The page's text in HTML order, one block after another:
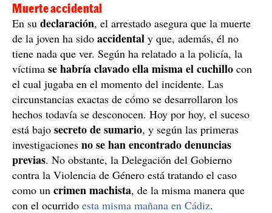
Muerte accidental
En su declaración, el arrestado asegura que la muerte
de la joven ha sido accidental y que, además, él no
tiene nada que ver. Según ha relatado a la policía, la
víctima se habría clavado ella misma el cuchillo con
el cual jugaba en el momento del incidente. Las
circunstancias exactas de cómo se desarrollaron los
hechos todavía se desconocen. Hoy por hoy, el suceso
está bajo secreto de sumario, y según las primeras
investigaciones no se han encontrado denuncias
previas. No obstante, la Delegación del Gobierno
contra la Violencia de Género está tratando el caso
como un crimen machista, de la misma manera que
con el ocurrido esta misma mañana en Cádiz.